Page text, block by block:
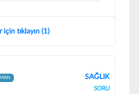
için tıklayın (1)
SAĞLIK
SORU